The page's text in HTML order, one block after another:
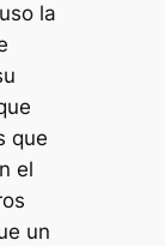
la
que
el
un